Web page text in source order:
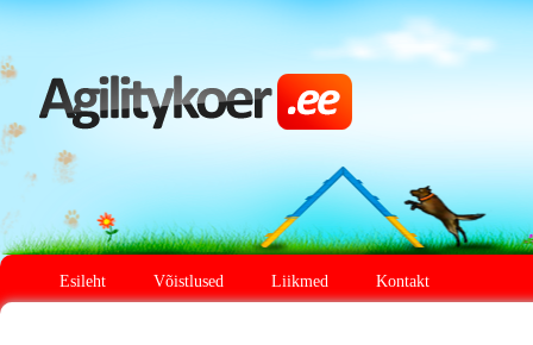
Esileht Võistlused Liikmed Kontakt